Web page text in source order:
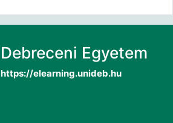
Debreceni Egyetem
https://elearning.unideb.hu